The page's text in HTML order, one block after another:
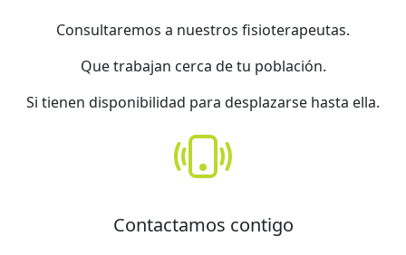
Consultaremos a nuestros fisioterapeutas.
Que trabajan cerca de tu población.
Si tienen disponibilidad para desplazarse hasta ella.
Contactamos contigo